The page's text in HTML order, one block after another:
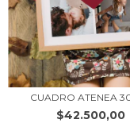
CUADRO ATENEA
$42.500,00